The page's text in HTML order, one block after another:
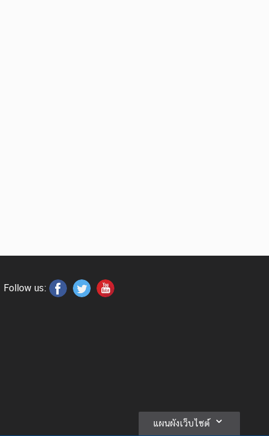
Follow us:
แผนผังเว็บไซต์